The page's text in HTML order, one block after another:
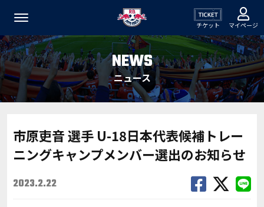
チケット マイページ
NEWS
ニュース
市原吏音 選手 U-18日本代表候補トレー
ニングキャンプメンバー選出のお知らせ
2023.2.22